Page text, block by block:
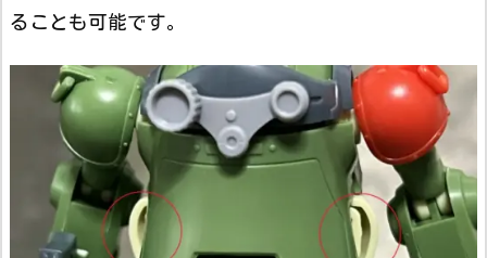
ることも可能です。